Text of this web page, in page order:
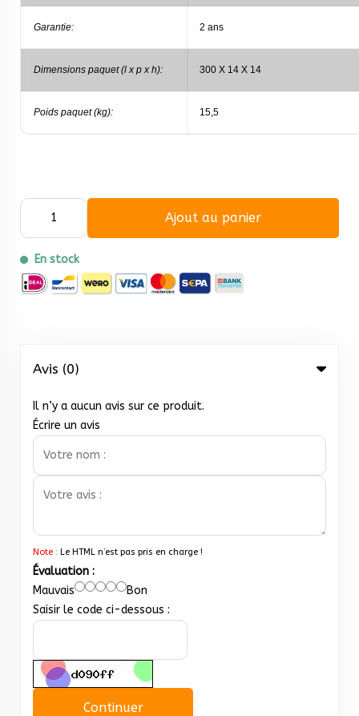
Garantie: 2 ans
Dimensions paquet (l x p x h): 300 X 14 X 14
Poids paquet (kg): 15,5
Ajout au panier
En stock
Avis (0)
Il n’y a aucun avis sur ce produit.
Écrire un avis
Note : Le HTML n’est pas pris en charge !
Évaluation :
Mauvais
Bon
Saisir le code ci-dessous :
Continuer